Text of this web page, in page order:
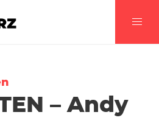
– Andy